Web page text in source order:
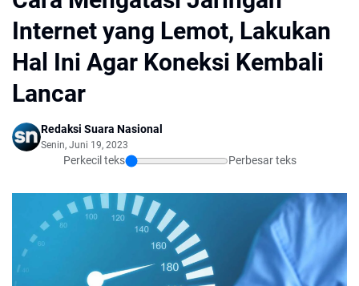
Internet yang Lemot, Lakukan
Hal Ini Agar Koneksi Kembali
Lancar
Redaksi Suara Nasional
Senin, Juni 19, 2023
Perkecil teks Perbesar teks